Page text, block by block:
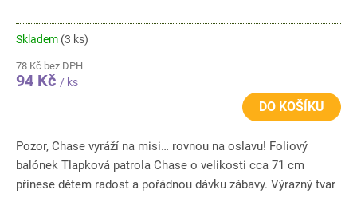
Skladem (3 ks)
78 Kč bez DPH
94 Kč / ks
DO KOŠÍKU
Pozor, Chase vyráží na misi… rovnou na oslavu! Foliový
balónek Tlapková patrola Chase o velikosti cca 71 cm
přinese dětem radost a pořádnou dávku zábavy. Výrazný tvar